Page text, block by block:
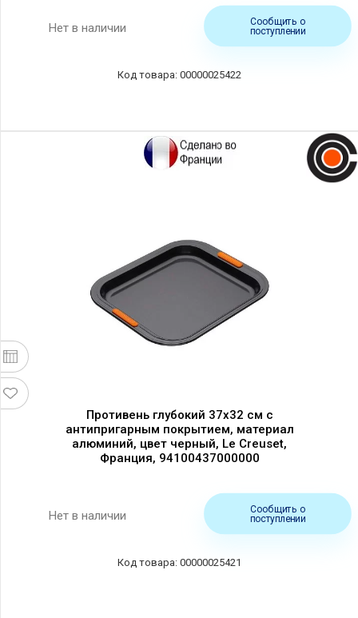
Нет в наличии
Сообщить о
поступлении
00000025422
Противень глубокий 37х32 см с
антипригарным покрытием, материал
алюминий, цвет черный, Le Creuset,
Франция, 94100437000000
Нет в наличии
Сообщить о
поступлении
00000025421